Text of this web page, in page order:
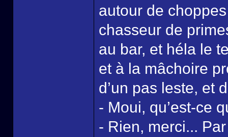
autour de
chasseur de
au bar, et héla le
et à la mâchoire
d’un pas leste, et
- Moui, qu’est-ce
- Rien, merci...